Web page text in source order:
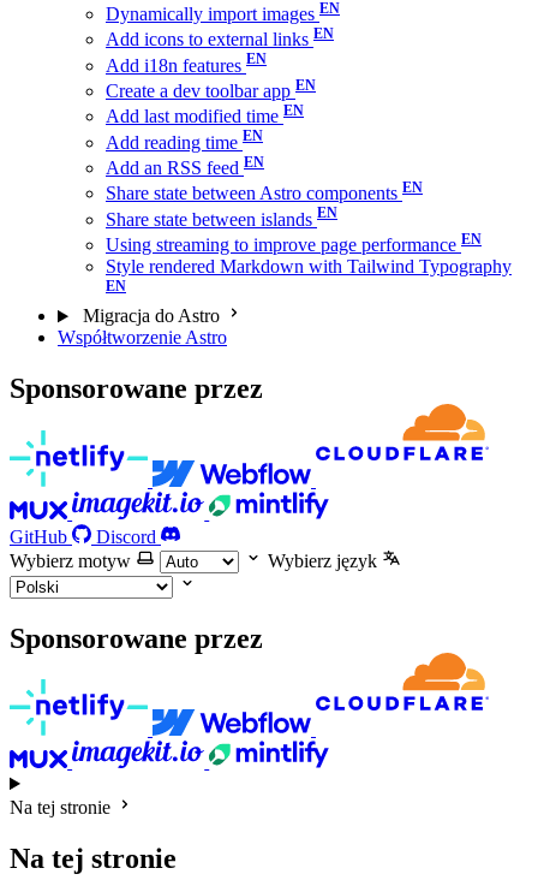
Dynamically import images
Add icons to external links
Add i18n features
Create a dev toolbar app
Add last modified time
Add reading time
Add an RSS feed
Share state between Astro components
Share state between islands
Using streaming to improve page performance
Style rendered Markdown with Tailwind Typography
Migracja do Astro
Współtworzenie Astro
Sponsorowane przez
GitHub
Discord
Wybierz motyw
Wybierz język
Sponsorowane przez
Na tej stronie
Na tej stronie